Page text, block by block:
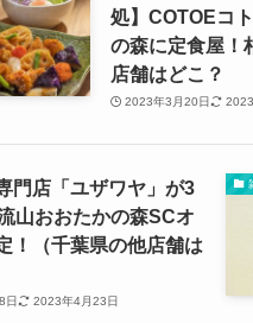
処】COTOEコ
の森に定食屋！
店舗はどこ？
2023年3月20日
門店「ユザワヤ」が3
山おおたかの森SCオ
！（千葉県の他店舗は
日 2023年4月23日